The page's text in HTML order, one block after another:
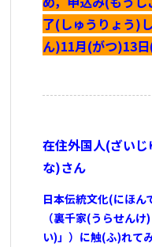
了(しゅうりょう)
ん)11月(がつ)13日
在住外国人(ざい
な)さん
日本伝統文化(にほん
（裏千家(うらせん
い)」）に触(ふ)れて